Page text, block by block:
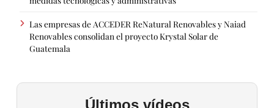
Las empresas de ACCEDER ReNatural Renovables y Naiad
Renovables consolidan el proyecto Krystal Solar de
Guatemala
Últimos vídeos